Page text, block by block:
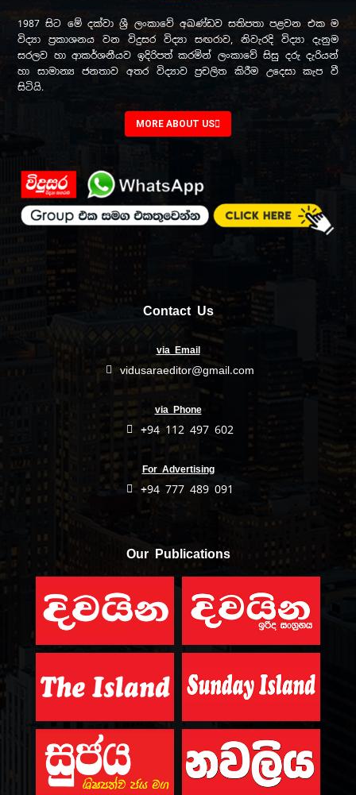
1987 සිට මේ දක්වා ශ්‍රී ලංකාවේ අඛණ්ඩව සතිපතා පළවන එක ම
විද්‍යා ප්‍රකාශනය වන විදුසර විද්‍යා සඟරාව, නිවැරදි විද්‍යා දැනුම
සරලව හා ආකර්ශනීයව ඉදිරිපත් කරමින් ලංකාවේ සිසු දරු දැරියන්
හා සාමාන්‍ය ජනතාව අතර විද්‍යාව ප්‍රචලිත කිරීම උදෙසා කැප වී
සිටියි.
MORE ABOUT US
Contact Us
via Email
vidusaraeditor@gmail.com
via Phone
+94 112 497 602
For Advertising
+94 777 489 091
Our Publications